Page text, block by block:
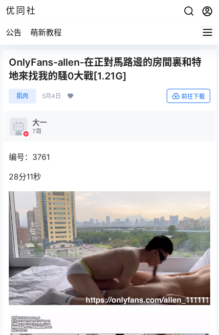
优同社
公告 萌新教程
OnlyFans-allen-在正對馬路邊的房間裏和特
地來找我的騷0大戰[1.21G]
肌肉 5月4日 前往下载
大一
7哥
编号：3761
28分11秒